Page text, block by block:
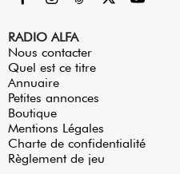
RADIO ALFA
Nous contacter
Quel est ce titre
Annuaire
Petites annonces
Boutique
Mentions Légales
Charte de confidentialité
Règlement de jeu